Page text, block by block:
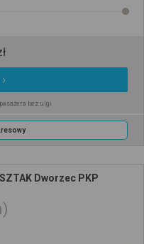
bez ulgi
Dworzec PKP